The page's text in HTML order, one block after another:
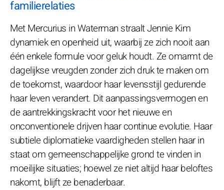
familierelaties
Met Mercurius in Waterman straalt Jennie Kim
dynamiek en openheid uit, waarbij ze zich nooit aan
één enkele formule voor geluk houdt. Ze omarmt de
dagelijkse vreugden zonder zich druk te maken om
de toekomst, waardoor haar levensstijl gedurende
haar leven verandert. Dit aanpassingsvermogen en
de aantrekkingskracht voor het nieuwe en
onconventionele drijven haar continue evolutie. Haar
subtiele diplomatieke vaardigheden stellen haar in
staat om gemeenschappelijke grond te vinden in
moeilijke situaties; hoewel ze niet altijd haar beloftes
nakomt, blijft ze benaderbaar.